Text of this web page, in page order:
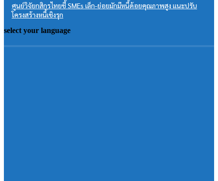
ศูนย์วิจัยกสิกรไทยชี้ SMEs เล็ก-ย่อยมักมีหนี้ด้อยคุณภาพสูง แนะปรับ
โครงสร้างหนี้เชิงรุก
select your language